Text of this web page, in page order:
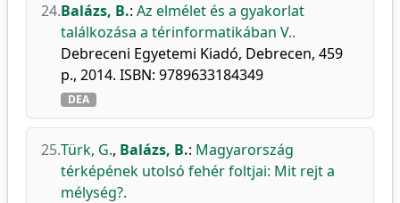
24.Balázs, B.: Az elmélet és a gyakorlat
találkozása a térinformatikában V..
Debreceni Egyetemi Kiadó, Debrecen, 459
p., 2014. ISBN: 9789633184349
DEA
25.Türk, G., Balázs, B.: Magyarország
térképének utolsó fehér foltjai: Mit rejt a
mélység?.